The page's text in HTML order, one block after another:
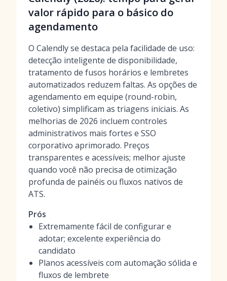
valor rápido para o básico do
agendamento
O Calendly se destaca pela facilidade de uso:
detecção inteligente de disponibilidade,
tratamento de fusos horários e lembretes
automatizados reduzem faltas. As opções de
agendamento em equipe (round-robin,
coletivo) simplificam as triagens iniciais. As
melhorias de 2026 incluem controles
administrativos mais fortes e SSO
corporativo aprimorado. Preços
transparentes e acessíveis; melhor ajuste
quando você não precisa de otimização
profunda de painéis ou fluxos nativos de
ATS.
Prós
Extremamente fácil de configurar e
adotar; excelente experiência do
candidato
Planos acessíveis com automação sólida e
fluxos de lembrete